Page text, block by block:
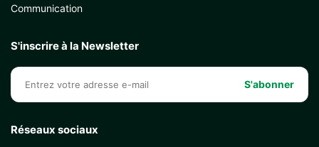
Communication
S'inscrire à la Newsletter
S'abonner
Réseaux sociaux